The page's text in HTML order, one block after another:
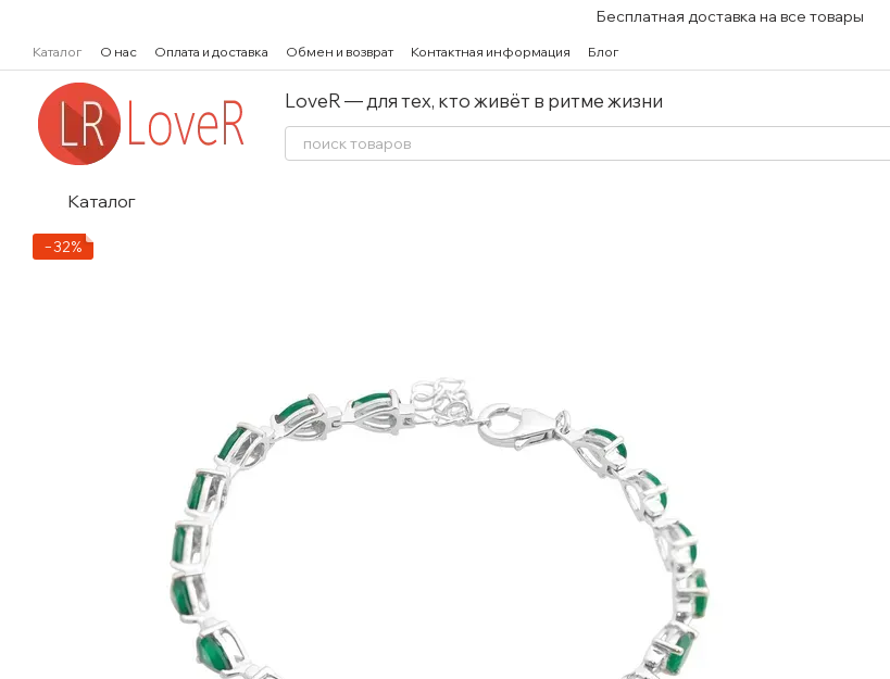
Бесплатная доставка на все товары
Каталог О нас Оплата и доставка Обмен и возврат Контактная информация Блог
LoveR — для тех, кто живёт в ритме жизни
Каталог
−32%